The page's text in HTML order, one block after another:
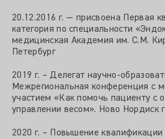
20.12.2016 г. — присвоена Первая
категория по специальности
медицинская Академия им. С.М.
Петербург
2019 г. – Делегат научно-
Межрегиональная конференция с
участием «Как помочь пациенту с
управлении весом». Ново Нордиск
2020 г. – Повышение квалификации